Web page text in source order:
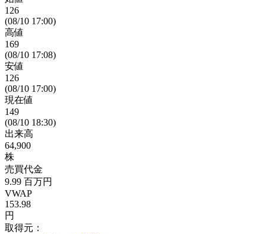
126
(08/10 17:00)
高値
169
(08/10 17:08)
安値
126
(08/10 17:00)
現在値
149
(08/10 18:30)
出来高
64,900
株
売買代金
9.99 百万円
VWAP
153.98
円
取得元：